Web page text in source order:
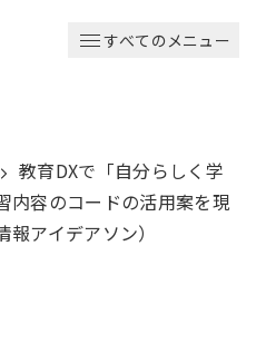
すべてのメニュー
教育DXで「自分らしく学
内容のコードの活用案を現
アイデアソン）